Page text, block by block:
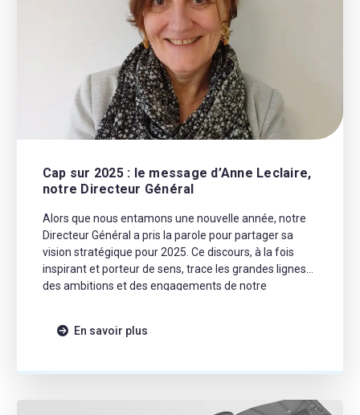
Cap sur 2025 : le message d’Anne Leclaire,
notre Directeur Général
Alors que nous entamons une nouvelle année, notre
Directeur Général a pris la parole pour partager sa
vision stratégique pour 2025. Ce discours, à la fois
inspirant et porteur de sens, trace les grandes lignes
des ambitions et des engagements de notre
En savoir plus